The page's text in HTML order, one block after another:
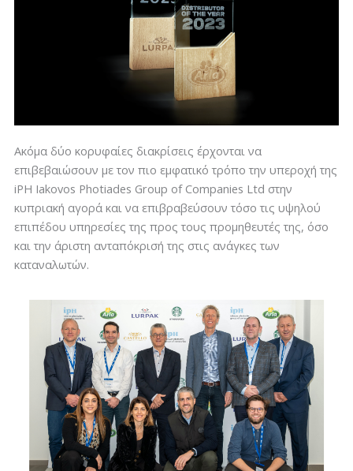
Ακόμα δύο κορυφαίες διακρίσεις έρχονται να
επιβεβαιώσουν με τον πιο εμφατικό τρόπο την υπεροχή της
iPH Iakovos Photiades Group of Companies Ltd στην
κυπριακή αγορά και να επιβραβεύσουν τόσο τις υψηλού
επιπέδου υπηρεσίες της προς τους προμηθευτές της, όσο
και την άριστη ανταπόκρισή της στις ανάγκες των
καταναλωτών.